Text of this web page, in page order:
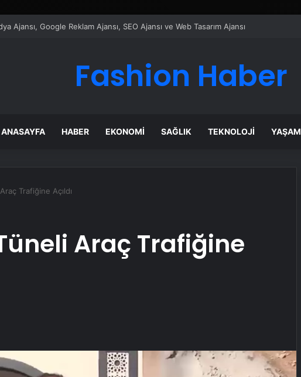
İle Akıllı Dijital Taşımacılık Yazılımı
Fashion Haber
ANASAYFA HABER EKONOMI SAĞLIK TEKNOLOJI YAŞAM
Trafiğine Açıldı
Araç Trafiğine